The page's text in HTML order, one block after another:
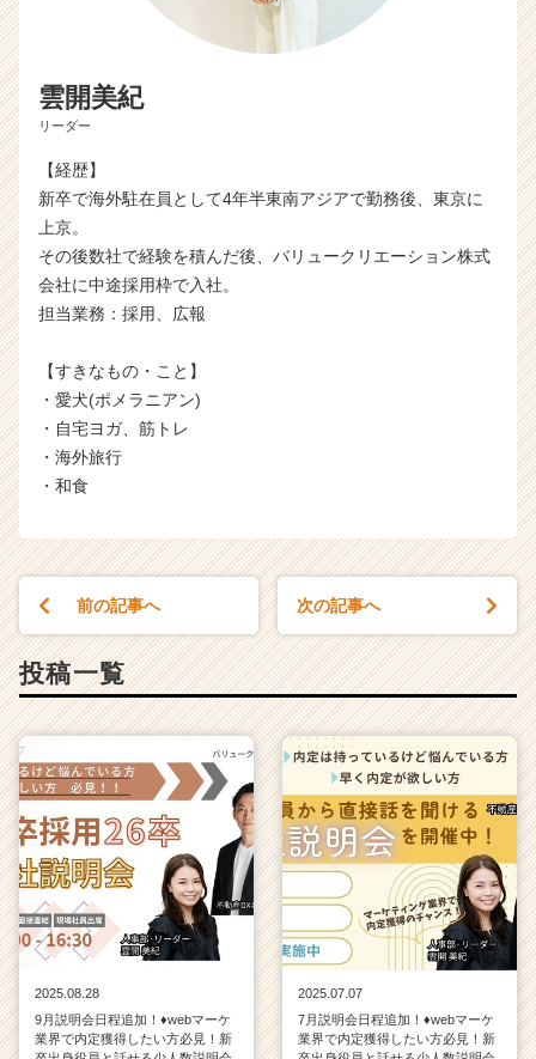
雲開美紀
リーダー
【経歴】
新卒で海外駐在員として4年半東南アジアで勤務後、東京に
上京。
その後数社で経験を積んだ後、バリュークリエーション株式
会社に中途採用枠で入社。
担当業務：採用、広報
【すきなもの・こと】
・愛犬(ポメラニアン)
・自宅ヨガ、筋トレ
・海外旅行
・和食
前の記事へ 次の記事へ
投稿一覧
2025.08.28
9月説明会日程追加！♦webマーケ
業界で内定獲得したい方必見！新
2025.07.07
7月説明会日程追加！♦webマーケ
業界で内定獲得したい方必見！新